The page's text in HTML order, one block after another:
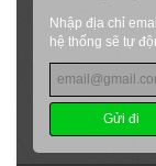
Nhập địa chỉ
hệ thống sẽ tự
Gửi đi